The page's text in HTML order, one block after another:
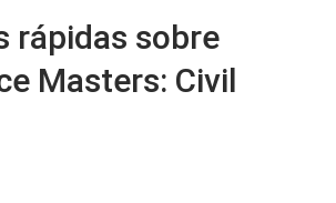
rápidas sobre
Masters: Civil